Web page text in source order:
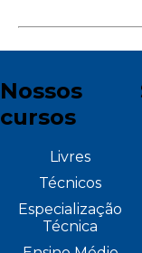
Nossos
cursos
Livres
Técnicos
Especialização
Técnica